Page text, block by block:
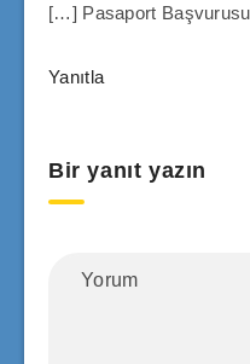
[…] Pasaport Başvurusu
Yanıtla
Bir yanıt yazın